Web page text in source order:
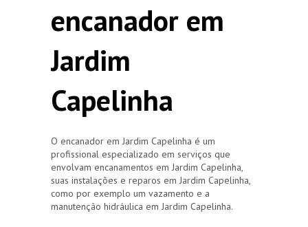
encanador em
Jardim
Capelinha
O encanador em Jardim Capelinha é um
profissional especializado em serviços que
envolvam encanamentos em Jardim Capelinha,
suas instalações e reparos em Jardim Capelinha,
como por exemplo um vazamento e a
manutenção hidráulica em Jardim Capelinha.